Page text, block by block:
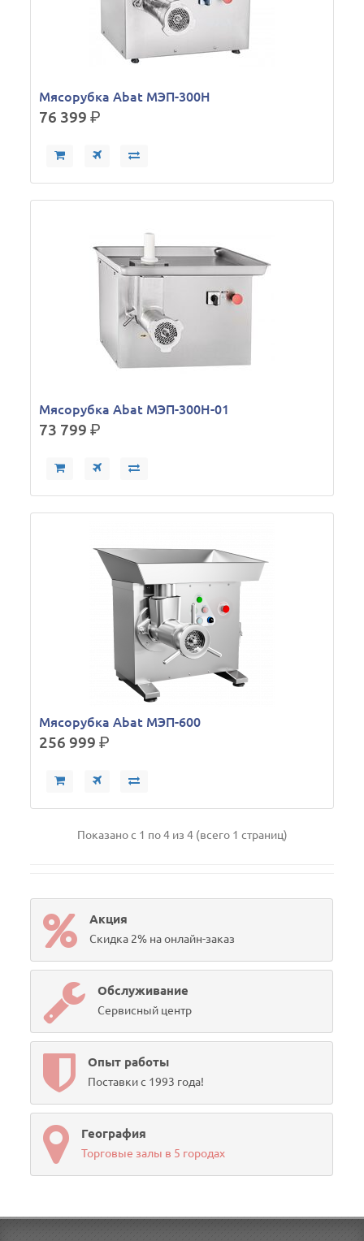
Мясорубка Abat МЭП-300Н
76 399р.
Мясорубка Abat МЭП-300Н-01
73 799р.
Мясорубка Abat МЭП-600
256 999р.
Показано с 1 по 4 из 4 (всего 1 страниц)
Акция
Скидка 2% на онлайн-заказ
Обслуживание
Сервисный центр
Опыт работы
Поставки с 1993 года!
География
Торговые залы в 5 городах